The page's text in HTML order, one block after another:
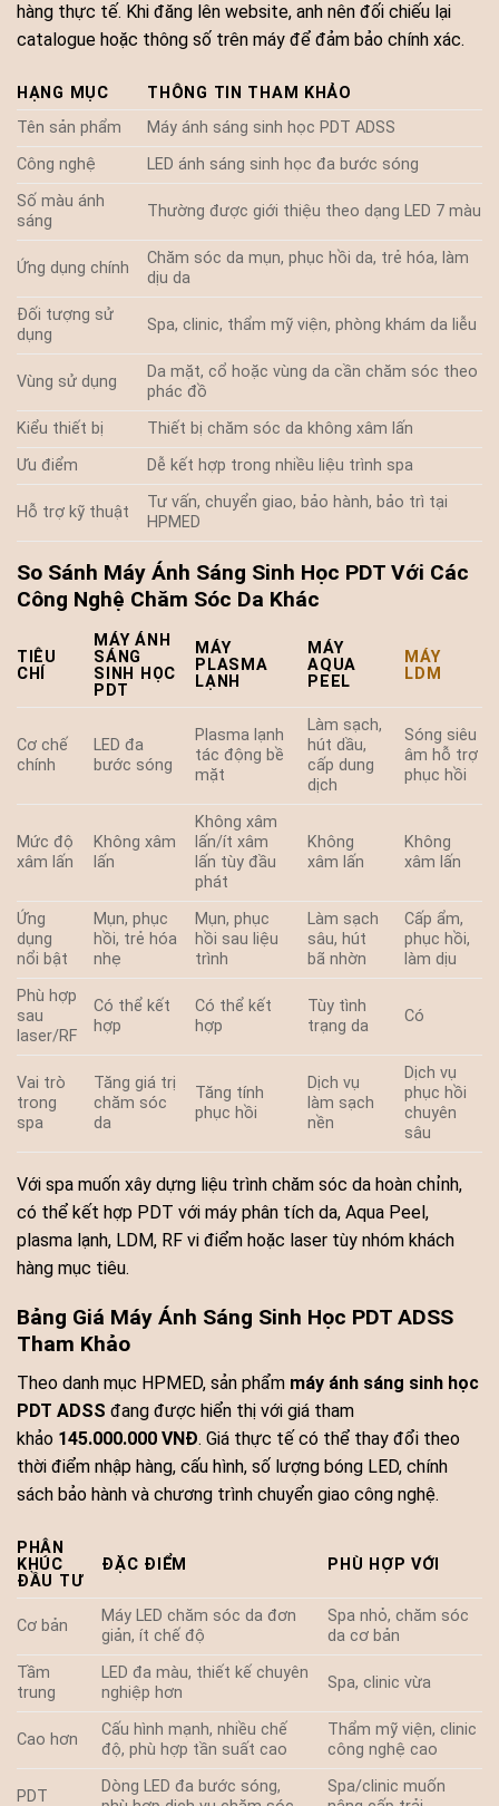
hàng thực tế. Khi đăng lên website, anh nên đối chiếu lại
catalogue hoặc thông số trên máy để đảm bảo chính xác.
HẠNG MỤC
THÔNG TIN THAM KHẢO
Tên sản phẩm
Máy ánh sáng sinh học PDT ADSS
Công nghệ
LED ánh sáng sinh học đa bước sóng
Số màu ánh
sáng
Thường được giới thiệu theo dạng LED 7 màu
Ứng dụng chính
Chăm sóc da mụn, phục hồi da, trẻ hóa, làm
dịu da
Đối tượng sử
dụng
Spa, clinic, thẩm mỹ viện, phòng khám da liễu
Vùng sử dụng
Da mặt, cổ hoặc vùng da cần chăm sóc theo
phác đồ
Kiểu thiết bị
Thiết bị chăm sóc da không xâm lấn
Ưu điểm
Dễ kết hợp trong nhiều liệu trình spa
Hỗ trợ kỹ thuật
Tư vấn, chuyển giao, bảo hành, bảo trì tại
HPMED
So Sánh Máy Ánh Sáng Sinh Học PDT Với Các
Công Nghệ Chăm Sóc Da Khác
TIÊU
CHÍ
MÁY ÁNH
SÁNG
SINH HỌC
PDT
MÁY
PLASMA
LẠNH
MÁY
AQUA
PEEL
MÁY
LDM
Cơ chế
chính
LED đa
bước sóng
Plasma lạnh
tác động bề
mặt
Làm sạch,
hút dầu,
cấp dung
dịch
Sóng siêu
âm hỗ trợ
phục hồi
Mức độ
xâm lấn
Không xâm
lấn
Không xâm
lấn/ít xâm
lấn tùy đầu
phát
Không
xâm lấn
Không
xâm lấn
Ứng
dụng
nổi bật
Mụn, phục
hồi, trẻ hóa
nhẹ
Mụn, phục
hồi sau liệu
trình
Làm sạch
sâu, hút
bã nhờn
Cấp ẩm,
phục hồi,
làm dịu
Phù hợp
sau
laser/RF
Có thể kết
hợp
Có thể kết
hợp
Tùy tình
trạng da
Có
Vai trò
trong
spa
Tăng giá trị
chăm sóc
da
Tăng tính
phục hồi
Dịch vụ
làm sạch
nền
Dịch vụ
phục hồi
chuyên
sâu
Với spa muốn xây dựng liệu trình chăm sóc da hoàn chỉnh,
có thể kết hợp PDT với máy phân tích da, Aqua Peel,
plasma lạnh, LDM, RF vi điểm hoặc laser tùy nhóm khách
hàng mục tiêu.
Bảng Giá Máy Ánh Sáng Sinh Học PDT ADSS
Tham Khảo
Theo danh mục HPMED, sản phẩm máy ánh sáng sinh học
PDT ADSS đang được hiển thị với giá tham
khảo 145.000.000 VNĐ. Giá thực tế có thể thay đổi theo
thời điểm nhập hàng, cấu hình, số lượng bóng LED, chính
sách bảo hành và chương trình chuyển giao công nghệ.
PHÂN
KHÚC
ĐẦU TƯ
ĐẶC ĐIỂM PHÙ HỢP VỚI
Cơ bản
Máy LED chăm sóc da đơn
giản, ít chế độ
Spa nhỏ, chăm sóc
da cơ bản
Tầm
trung
LED đa màu, thiết kế chuyên
nghiệp hơn
Spa, clinic vừa
Cao hơn
Cấu hình mạnh, nhiều chế
độ, phù hợp tần suất cao
Thẩm mỹ viện, clinic
công nghệ cao
PDT
Dòng LED đa bước sóng,
Spa/clinic muốn